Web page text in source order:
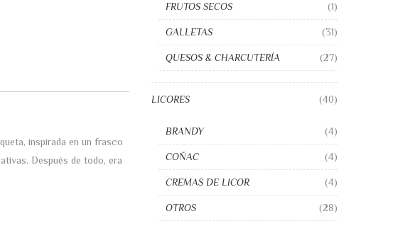
inspirada en un frasco
Después de todo, era
FRUTOS SECOS (1)
GALLETAS (31)
QUESOS & CHARCUTERÍA (27)
LICORES (40)
BRANDY (4)
COÑAC (4)
CREMAS DE LICOR (4)
OTROS (28)